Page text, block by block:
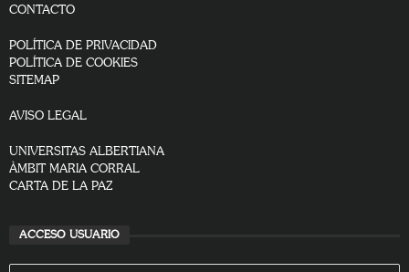
CONTACTO
POLÍTICA DE PRIVACIDAD
POLÍTICA DE COOKIES
SITEMAP
AVISO LEGAL
UNIVERSITAS ALBERTIANA
ÀMBIT MARIA CORRAL
CARTA DE LA PAZ
ACCESO USUARIO